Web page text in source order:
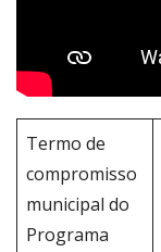
Termo de
compromisso
municipal do
Programa